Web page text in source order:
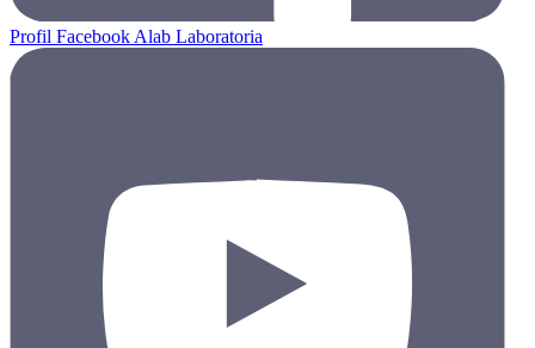
Profil Facebook Alab Laboratoria